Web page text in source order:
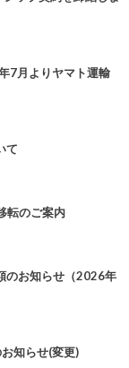
7月よりヤマト運輸
て
転のご案内
のお知らせ（2026年
知らせ(変更)